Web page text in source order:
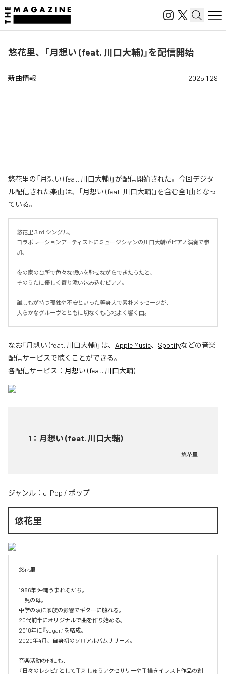
悠花里、「月想い (feat. 川口大輔)」を配信開始
新曲情報 2025.1.29
悠花里の「月想い (feat. 川口大輔)」が配信開始された。今回デジタ
ル配信された楽曲は、「月想い (feat. 川口大輔)」を含む全1曲となっ
ている。
悠花里３rd.シングル。
コラボレーションアーティストにミュージシャンの川口大輔がピアノ演奏で参
加。
夜の家の台所で色々な想いを馳せながらできたうたと、
そのうたに優しく寄り添い包み込むピアノ。
誰しもが持つ孤独や不安といった等身大で素朴メッセージが、
大らかなグルーヴとともに切なくも心地よく響く曲。
なお「月想い (feat. 川口大輔)」は、 Apple Music、 Spotifyなどの音楽
配信サービスで聴くことができる。
各配信サービス： 月想い (feat. 川口大輔)
1 ： 月想い (feat. 川口大輔)
悠花里
ジャンル： J-Pop / ポップ
悠花里
悠花里
1986年 沖縄うまれそだち。
一児の母。
中学の頃に家族の影響でギターに触れる。
20代前半にオリジナルで曲を作り始める。
2010年に『sugar』を結成。
2020年4月、自身初のソロアルバムリリース。
音楽活動の他にも、
『日々のレシピ』として手刺しゅうアクセサリーや手描きイラスト作品の創